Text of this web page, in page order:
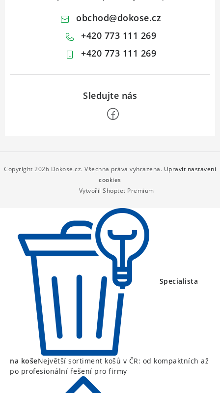
obchod@dokose.cz
+420 773 111 269
+420 773 111 269
p
Vytvořil Shoptet Premium
Copyright 2026 Dokose.cz. Všechna práva vyhrazena. Upravit nastavení
cookies
Specialista
na košeNejvětší sortiment košů v ČR: od kompaktních až
po profesionální řešení pro firmy